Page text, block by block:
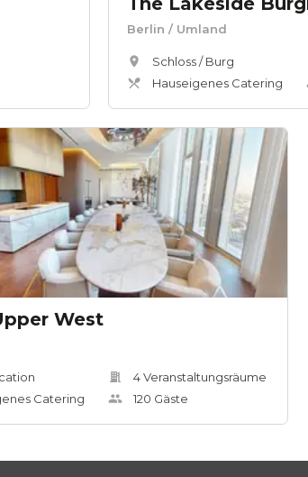
Berlin / Umland
Schloss / Burg
Hauseigenes Catering
West
Catering
4Veranstaltungsräume
120 Gäste